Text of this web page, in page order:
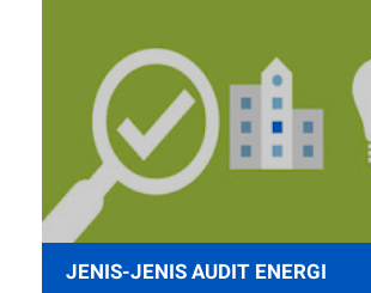
JENIS-JENIS AUDIT ENERGI